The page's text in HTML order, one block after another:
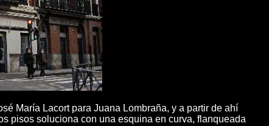
María Lacort para Juana Lombraña, y a partir de ahí
pisos soluciona con una esquina en curva, flanqueada